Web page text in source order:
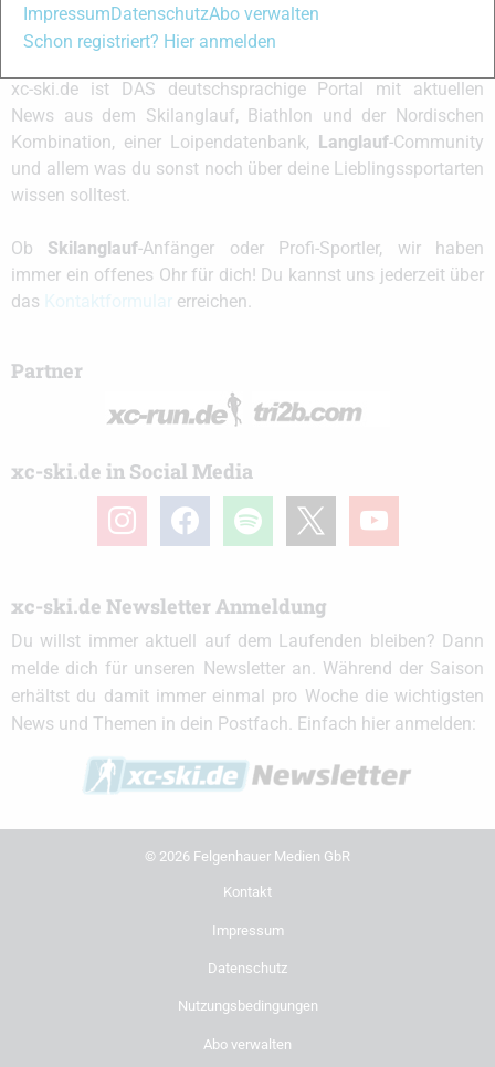
Schreibe einen Kommentar
xc-ski.de ist DAS deutschsprachige Portal mit aktuellen
News aus dem Skilanglauf, Biathlon und der Nordischen
Kombination, einer Loipendatenbank, Langlauf-Community
und allem was du sonst noch über deine Lieblingssportarten
wissen solltest.
Ob Skilanglauf-Anfänger oder Profi-Sportler, wir haben
immer ein offenes Ohr für dich! Du kannst uns jederzeit über
das
erreichen.
Partner
xc-ski.de in Social Media
instagramfacebook spotify youtube
xc-ski.de Newsletter Anmeldung
Du willst immer aktuell auf dem Laufenden bleiben? Dann
melde dich für unseren Newsletter an. Während der Saison
erhältst du damit immer einmal pro Woche die wichtigsten
News und Themen in dein Postfach. Einfach hier anmelden:
© 2026 Felgenhauer Medien GbR
Kontakt
Impressum
Datenschutz
Nutzungsbedingungen
Abo verwalten
Impressum DatenschutzAbo verwalten
Schon registriert? Hier anmelden